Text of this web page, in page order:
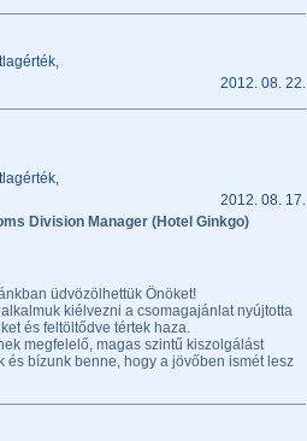
2012. 08. 22.
2012. 08. 17.
Division Manager (Hotel Ginkgo)
üdvözölhettük Önöket!
kiélvezni a csomagajánlat nyújtotta
és feltöltődve tértek haza.
megfelelő, magas szintű kiszolgálást
bízunk benne, hogy a jövőben ismét lesz